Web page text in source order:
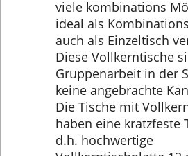
viele kombinations
ideal als
auch als Einzeltisch
Diese Vollkerntische
Gruppenarbeit in der
keine angebrachte
Die Tische mit
haben eine kratzfeste
d.h. hochwertige